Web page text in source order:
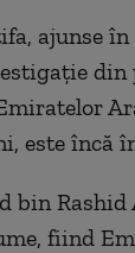
ajunse în
din
este încă
bin
fiind